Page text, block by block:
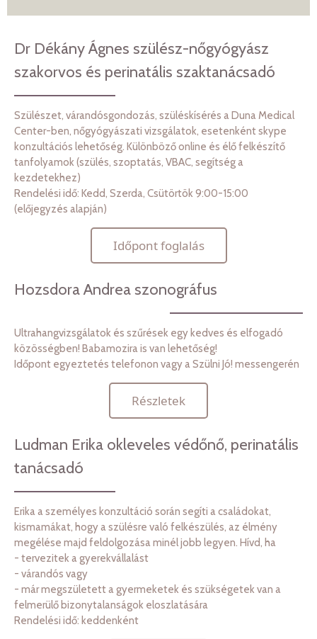
Dr Dékány Ágnes szülész-nőgyógyász
szakorvos és perinatális szaktanácsadó
Szülészet, várandósgondozás, szüléskísérés a Duna Medical
Center-ben, nőgyógyászati vizsgálatok, esetenként skype
konzultációs lehetőség. Különböző online és élő felkészítő
tanfolyamok (szülés, szoptatás, VBAC, segítség a
kezdetekhez)
Rendelési idő: Kedd, Szerda, Csütörtök 9:00-15:00
(előjegyzés alapján)
Időpont foglalás
Hozsdora Andrea szonográfus
Ultrahangvizsgálatok és szűrések egy kedves és elfogadó
közösségben! Babamozira is van lehetőség!
Időpont egyeztetés telefonon vagy a Szülni Jó! messengerén
Részletek
Ludman Erika okleveles védőnő, perinatális
tanácsadó
Erika a személyes konzultáció során segíti a családokat,
kismamákat, hogy a szülésre való felkészülés, az élmény
megélése majd feldolgozása minél jobb legyen. Hívd, ha
- tervezitek a gyerekvállalást
- várandós vagy
- már megszületett a gyermeketek és szükségetek van a
felmerülő bizonytalanságok eloszlatására
Rendelési idő: keddenként